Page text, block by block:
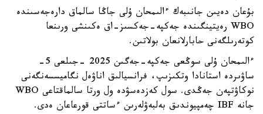
بۇعان دەيىن جانىبەك ءالىمحان ۇلى جاڭا سالماق دارەجەسىندە
WBO رەيتينگىندە جەكپە-جەكسىز-اق ەكىنشى ورىنعا
كوتەرىلگەنى حابارلانعان بولاتىن.
ءالىمحان ۇلى سوڭعى جەكپە-جەگىن 2025 -جىلعى 5-
ساۋىردە استانادا وتكىزىپ، فرانسيالىق اناۋەل نگاميسسەنگەنى
نوكاۋتپەن جەڭدى. سول كەزدەسۋدە ول ورتا سالماقتاعى WBO
جانە IBF چەمپيوندىق بەلبەۋلەرىن ءساتتى قورعاعان ەدى.